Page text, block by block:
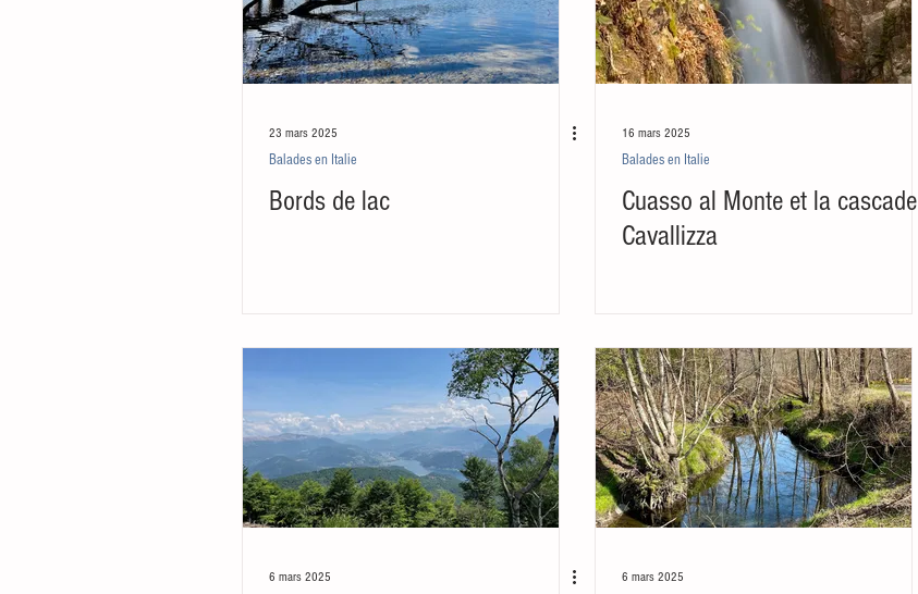
23 mars 2025
Balades en Italie
Bords de lac
16 mars 2025
Balades en Italie
Cuasso al Monte et la cascade
Cavallizza
6 mars 2025 6 mars 2025